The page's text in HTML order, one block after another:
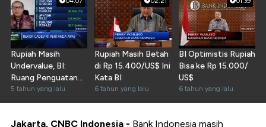
Rupiah Masih
Undervalue, BI:
Ruang Penguatan
Masih Ada
5 tahun yang lalu
Rupiah Masih Betah
di Rp 15.400/US$ Ini
Kata BI
6 tahun yang lalu
BI Optimistis Rupiah
Bisa ke Rp 15.000/
US$
6 tahun yang lalu
Jakarta, CNBC Indonesia - Bank Indonesia masih